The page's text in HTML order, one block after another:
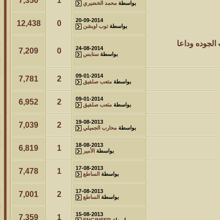
بواسطة محمد الخضيري
20-09-2014
بواسطة توب اوبشن 0
12,438
وداعا
24-08-2014
بواسطة سنابس 0
7,209
09-01-2014
بواسطة متعب صلفيق 2
7,781
09-01-2014
بواسطة متعب صلفيق 2
6,952
19-08-2013
بواسطة محارب الجميلي 2
7,039
18-08-2013
بواسطة الأمير 1
6,819
17-08-2013
بواسطة الساطع 1
7,478
17-08-2013
بواسطة الساطع 2
7,001
15-08-2013
1
7,359